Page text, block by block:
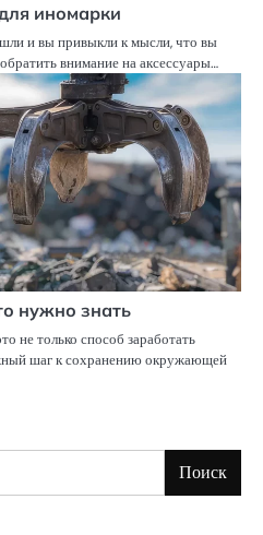
иномарки
и вы привыкли к мысли, что вы
внимание на аксессуары…
нужно знать
не только способ заработать
шаг к сохранению окружающей
Поиск